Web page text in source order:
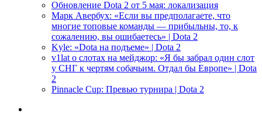
Обновление Dota 2 от 5 мая: локализация
Марк Авербух: «Если вы предполагаете, что
многие топовые команды — прибыльны, то, к
сожалению, вы ошибаетесь» | Dota 2
Kyle: «Dota на подъеме» | Dota 2
v1lat о слотах на мейджор: «Я бы забрал один слот
у СНГ к чертям собачьим. Отдал бы Европе» | Dota
2
Pinnacle Cup: Превью турнира | Dota 2